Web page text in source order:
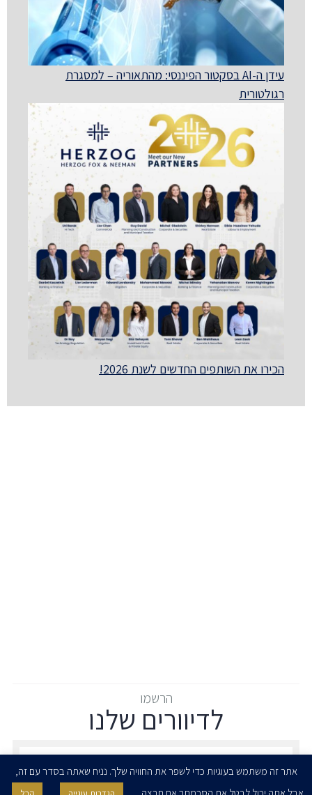
עידן ה-AI בסקטור הפיננסי: מהתאוריה – למסגרת
רגולטורית
הכירו את השותפים החדשים לשנת 2026!
הרשמו
לדיוורים שלנו
אתר זה משתמש בעוגיות כדי לשפר את החוויה שלך. נניח שאתה בסדר עם זה,